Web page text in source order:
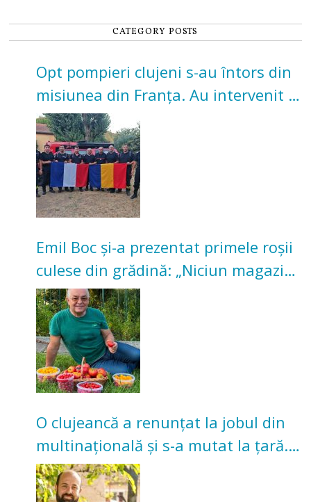
CATEGORY POSTS
Opt pompieri clujeni s-au întors din
misiunea din Franța. Au intervenit la
incendii de vegetație și pădure
Emil Boc și-a prezentat primele roșii
culese din grădină: „Niciun magazin
nu poate oferi această satisfacție”
O clujeancă a renunțat la jobul din
multinațională și s-a mutat la țară.
Acum cultivă legume în grădina
bunicilor